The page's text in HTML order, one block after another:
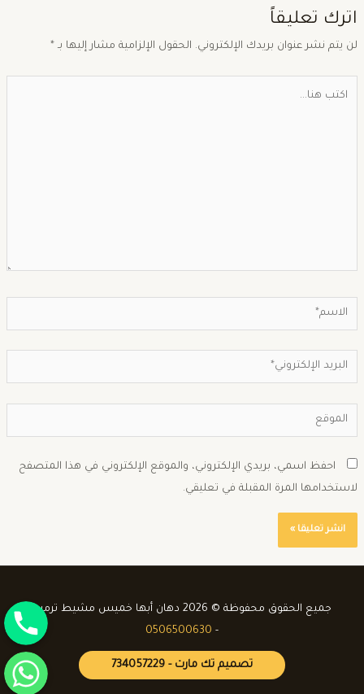
تعليقاً
يتم نشر عنوان بريدك الإلكتروني. الحقول الإلزامية مشار إليها بـ *
احفظ اسمي، بريدي الإلكتروني، والموقع الإلكتروني في هذا المتصفح
المرة المقبلة في تعليقي.
جميع الحقوق محفوظة © 2026 دهان أبها خميس مشيط ترميم
0506500630
تصميم تك مارت - 734057229
جوال
واتساب